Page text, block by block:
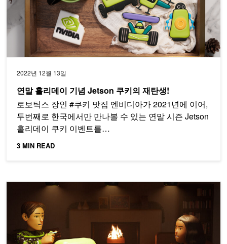
2022년 12월 13일
연말 홀리데이 기념 Jetson 쿠키의 재탄생!
로보틱스 장인 #쿠키 맛집 엔비디아가 2021년에 이어,
두번째로 한국에서만 만나볼 수 있는 연말 시즌 Jetson
홀리데이 쿠키 이벤트를…
3 MIN READ
NVIDIA Jetson 홀리데이 쿠키와 함께하는 연말 이벤트!